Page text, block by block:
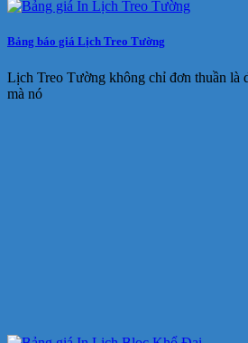
Bảng báo giá Lịch Treo Tường
Lịch Treo Tường không chỉ đơn thuần là
mà nó